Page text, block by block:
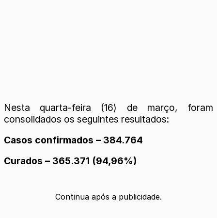
Nesta quarta-feira (16) de março, foram
consolidados os seguintes resultados:
Casos confirmados – 384.764
Curados – 365.371 (94,96%)
Continua após a publicidade.